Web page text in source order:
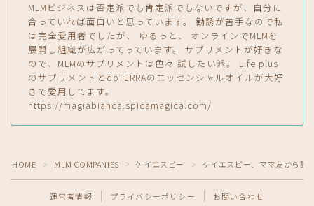
MLMビジネスは否定派でも肯定派でもないですが、自分に
合っていれば面白いと思っています。 勧誘が苦手なので私
は完全愛用者でしたが、 ゆるっと、 オンラインでMLMを
展開し組織が広がってっています。 サプリメントが好きな
ので、MLMのサプリメントは色々 試したい派。 Life plus
のサプリメントとdoTERRAのエッセンシャルオイルが大好
きで愛用してます。
https://magiabianca.spicamagica.com/
HOME ＞ MLM COMPANIES ＞ ケイエスビー ＞ ケイエスビー、ママ友から誘
運営者情報 プライバシーポリシー お問い合わせ